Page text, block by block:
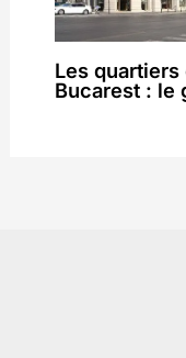
Les
Bucarest : le